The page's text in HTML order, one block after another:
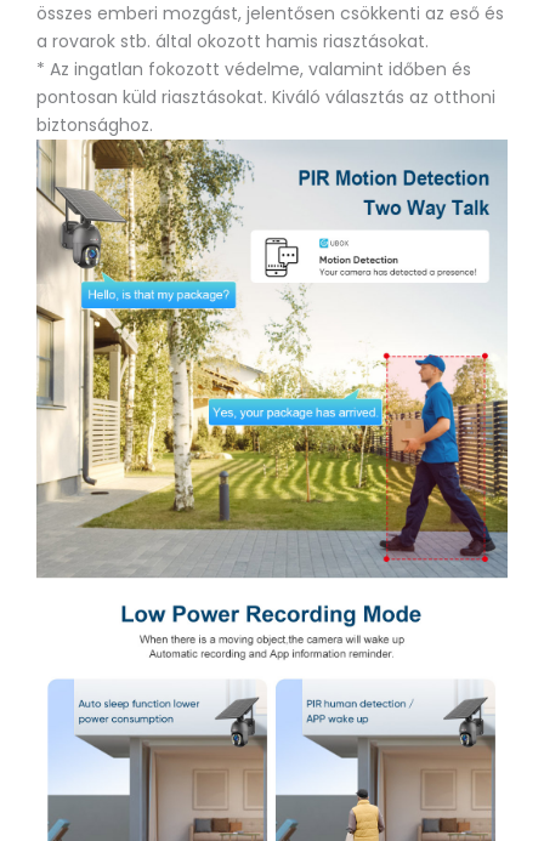
összes emberi mozgást, jelentősen csökkenti az eső és
a rovarok stb. által okozott hamis riasztásokat.
* Az ingatlan fokozott védelme, valamint időben és
pontosan küld riasztásokat. Kiváló választás az otthoni
biztonsághoz.